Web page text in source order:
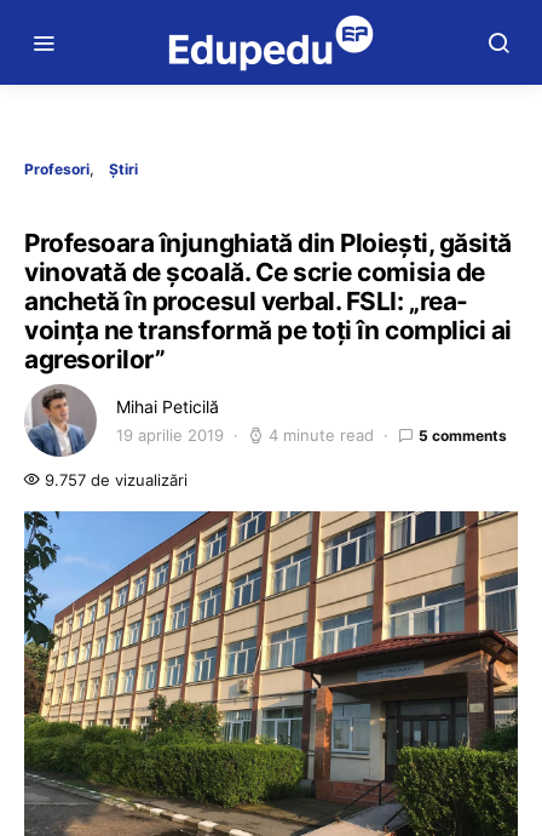
Profesori Știri
Profesoara înjunghiată din Ploiești, găsită
vinovată de școală. Ce scrie comisia de
anchetă în procesul verbal. FSLI: „rea-
voința ne transformă pe toți în complici ai
agresorilor”
Mihai Peticilă
19 aprilie 2019 4 minute read 5 comments
9.757 de vizualizări